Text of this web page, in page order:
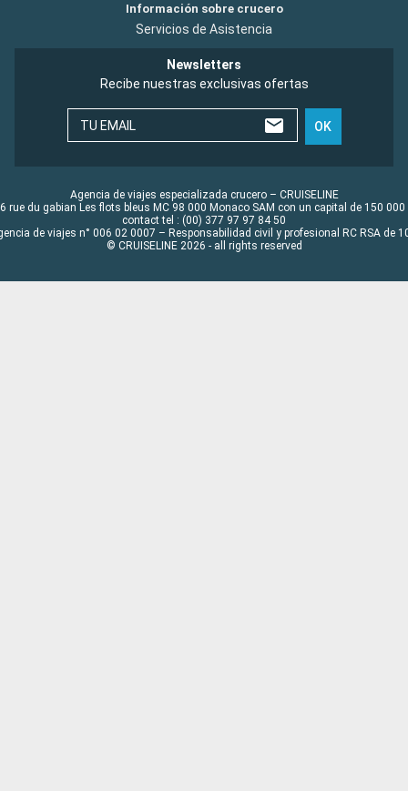
Información sobre crucero
Servicios de Asistencia
Newsletters
Recibe nuestras exclusivas ofertas
TU EMAIL OK
Agencia de viajes especializada crucero – CRUISELINE
rue du gabian Les flots bleus MC 98 000 Monaco SAM con un capital de 150 000
contact tel : (00) 377 97 97 84 50
de viajes n° 006 02 0007 – Responsabilidad civil y profesional RC RSA de
© CRUISELINE 2026 - all rights reserved